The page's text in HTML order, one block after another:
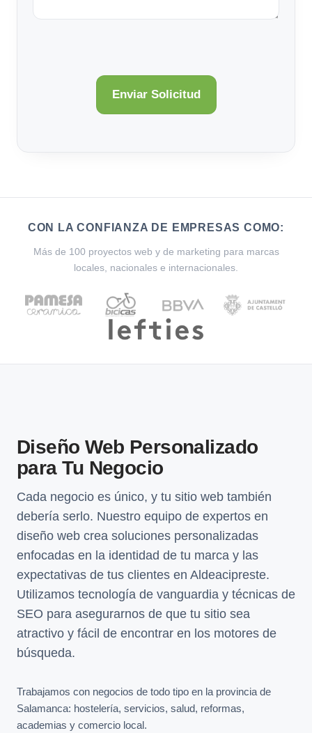
CON LA CONFIANZA DE EMPRESAS COMO:
Más de 100 proyectos web y de marketing para marcas
locales, nacionales e internacionales.
Diseño Web Personalizado
para Tu Negocio
Cada negocio es único, y tu sitio web también
debería serlo. Nuestro equipo de expertos en
diseño web crea soluciones personalizadas
enfocadas en la identidad de tu marca y las
expectativas de tus clientes en Aldeacipreste.
Utilizamos tecnología de vanguardia y técnicas de
SEO para asegurarnos de que tu sitio sea
atractivo y fácil de encontrar en los motores de
búsqueda.
Trabajamos con negocios de todo tipo en la provincia de
Salamanca: hostelería, servicios, salud, reformas,
academias y comercio local.